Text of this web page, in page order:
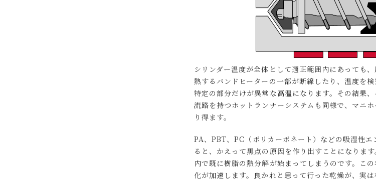
シリンダー温度が全体として適正範囲内にあっても、
熱するバンドヒーターの一部が断線したり、温度を
特定の部分だけが異常な高温になります。その結果
流路を持つホットランナーシステムも同様で、マニ
り得ます。
PA、PBT、PC（ポリカーボネート）などの吸湿性
ると、かえって黒点の原因を作り出すことになりま
内で既に樹脂の熱分解が始まってしまうのです。こ
化が加速します。良かれと思って行った乾燥が、実